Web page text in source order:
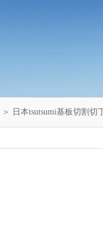
＞ 日本tsutsumi基板切割切